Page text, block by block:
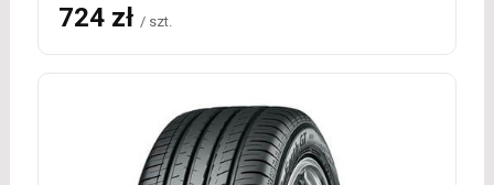
724 zł / szt.